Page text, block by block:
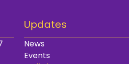
Updates
News
Events